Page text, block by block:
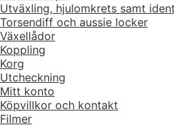
Expandera
undermeny
Utväxling, hjulomkrets samt
Torsendiff och aussie locker
Växellådor
Koppling
Korg
Utcheckning
Mitt konto
Köpvillkor och kontakt
Filmer